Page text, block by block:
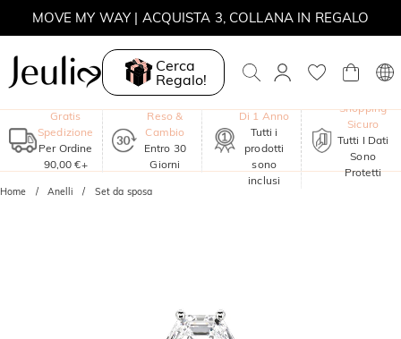
MOVE MY WAY | ACQUISTA 3, COLLANA IN REGALO
Cerca
Regalo!
Gratis
Spedizione
Per Ordine
90,00 €+
Reso &
Cambio
Entro 30
Giorni
Di 1 Anno
Tutti i
prodotti
sono
inclusi
Shopping
Sicuro
Tutti I Dati
Sono
Protetti
Home Anelli Set da sposa